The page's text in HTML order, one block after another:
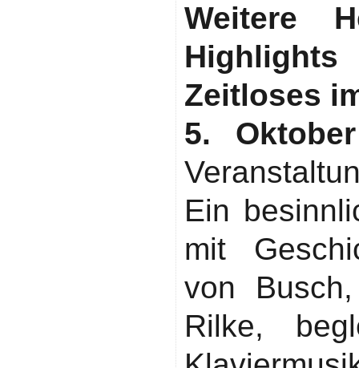
Weitere
Highlights
Zeitloses
5.
Ein
mit
von
Rilke,